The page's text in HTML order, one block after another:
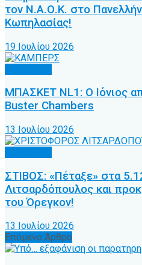
τον Ν.Α.Ο.Κ. στο
Κωπηλασίας!
19 Ιουλίου 2026
ΜΠΑΣΚΕΤ NL1: Ο Ιόνιος
Buster Chambers
13 Ιουλίου 2026
ΣΤΙΒΟΣ: «Πέταξε» στα
Λιτσαρδόπουλος και
του Όρεγκον!
13 Ιουλίου 2026
Επόμενο Άρθρο